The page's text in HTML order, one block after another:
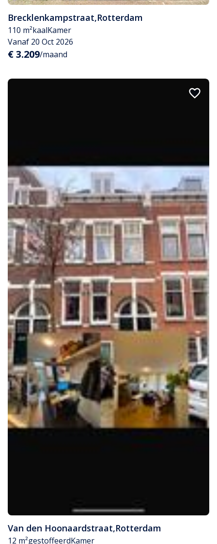
Brecklenkampstraat,Rotterdam
110 m²kaalKamer
Vanaf 20 Oct 2026
€ 3.209/maand
Van den Hoonaardstraat,Rotterdam
12 m²gestoffeerdKamer